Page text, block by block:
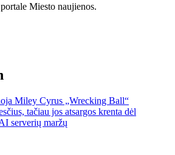
Miesto naujienos.
Miley Cyrus „Wrecking Ball“
tačiau jos atsargos krenta dėl
serverių maržų